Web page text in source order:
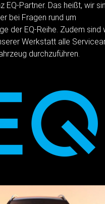
EQ-Partner. Das heißt, wir
bei Fragen rund um
der EQ-Reihe. Zudem sind
Werkstatt alle
durchzuführen.